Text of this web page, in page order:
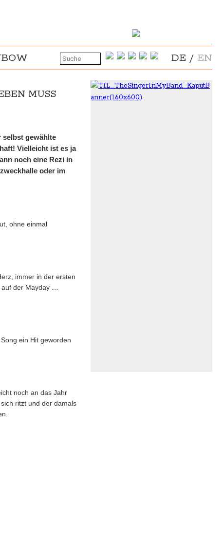
DE / EN
MUSS
selbst gewählte
Vielleicht ist es ja
noch eine Rezi in
oder im
ohne einmal
immer in der ersten
der Mayday …
ein Hit geworden
noch an das Jahr
ritzt und der damals